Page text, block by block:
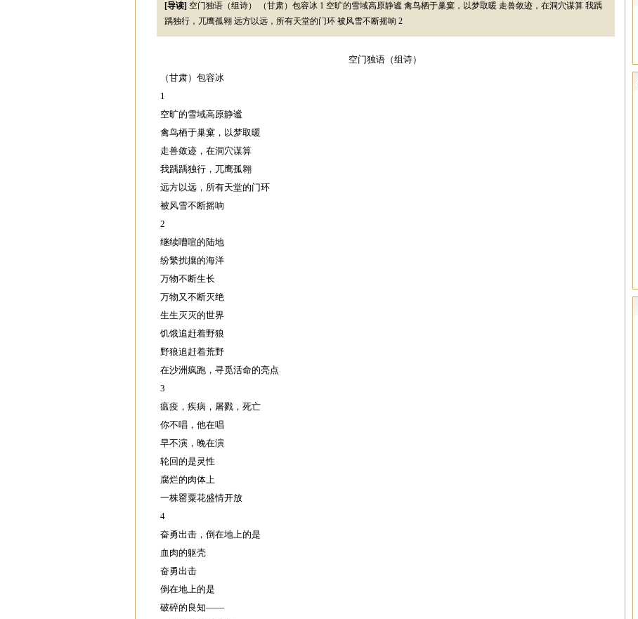
[导读] 空门独语（组诗） （甘肃）包容冰 1 空旷的雪域高原静谧 禽鸟栖于巢窠，以梦取暖 走兽敛迹，在洞穴谋算 我踽
踽独行，兀鹰孤翱 远方以远，所有天堂的门环 被风雪不断摇响 2
空门独语（组诗）
（甘肃）包容冰
1
空旷的雪域高原静谧
禽鸟栖于巢窠，以梦取暖
走兽敛迹，在洞穴谋算
我踽踽独行，兀鹰孤翱
远方以远，所有天堂的门环
被风雪不断摇响
2
继续嘈喧的陆地
纷繁扰攘的海洋
万物不断生长
万物又不断灭绝
生生灭灭的世界
饥饿追赶着野狼
野狼追赶着荒野
在沙洲疯跑，寻觅活命的亮点
3
瘟疫，疾病，屠戮，死亡
你不唱，他在唱
早不演，晚在演
轮回的是灵性
腐烂的肉体上
一株罂粟花盛情开放
4
奋勇出击，倒在地上的是
血肉的躯壳
奋勇出击
倒在地上的是
破碎的良知——